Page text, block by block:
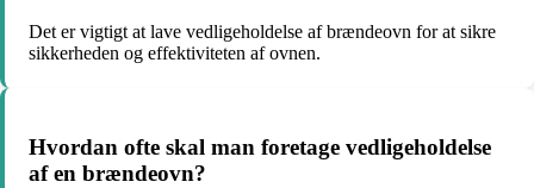
Det er vigtigt at lave vedligeholdelse af brændeovn for at sikre
sikkerheden og effektiviteten af ovnen.
Hvordan ofte skal man foretage vedligeholdelse
af en brændeovn?